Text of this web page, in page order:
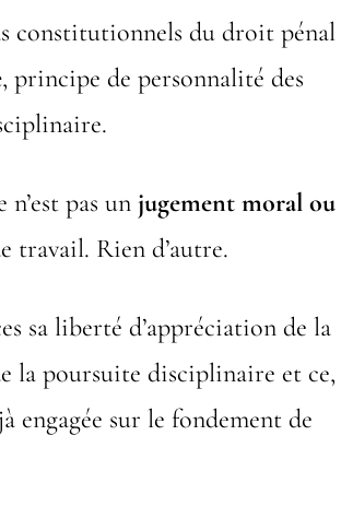
constitutionnels du droit pénal
, principe de personnalité des
pas un jugement moral ou
travail. Rien d’autre.
sa liberté d’appréciation de la
la poursuite disciplinaire et ce,
engagée sur le fondement de